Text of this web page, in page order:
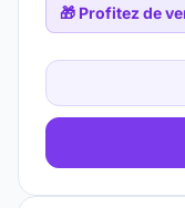
🎁 Profitez de